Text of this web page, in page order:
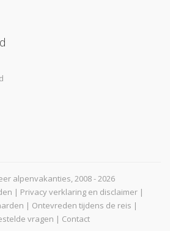
alpenvakanties, 2008 - 2026
| Privacy verklaring en disclaimer |
| Ontevreden tijdens de reis |
vragen | Contact